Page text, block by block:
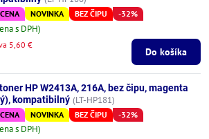
NOVINKA BEZ ČIPU -32%
s DPH)
5,60 €
Do košíka
HP W2413A, 216A, bez čipu, magenta
kompatibilný (LT-HP181)
NOVINKA BEZ ČIPU -32%
s DPH)